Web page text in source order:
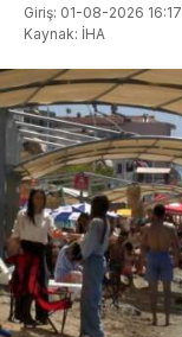
Giriş: 01-08-2026 16:17
Kaynak: İHA